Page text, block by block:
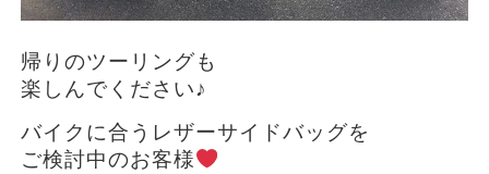
帰りのツーリングも
楽しんでください♪
バイクに合うレザーサイドバッグを
ご検討中のお客様